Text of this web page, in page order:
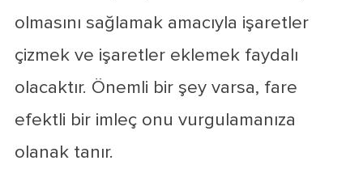
olmasını sağlamak amacıyla işaretler
çizmek ve işaretler eklemek faydalı
olacaktır. Önemli bir şey varsa, fare
efektli bir imleç onu vurgulamanıza
olanak tanır.